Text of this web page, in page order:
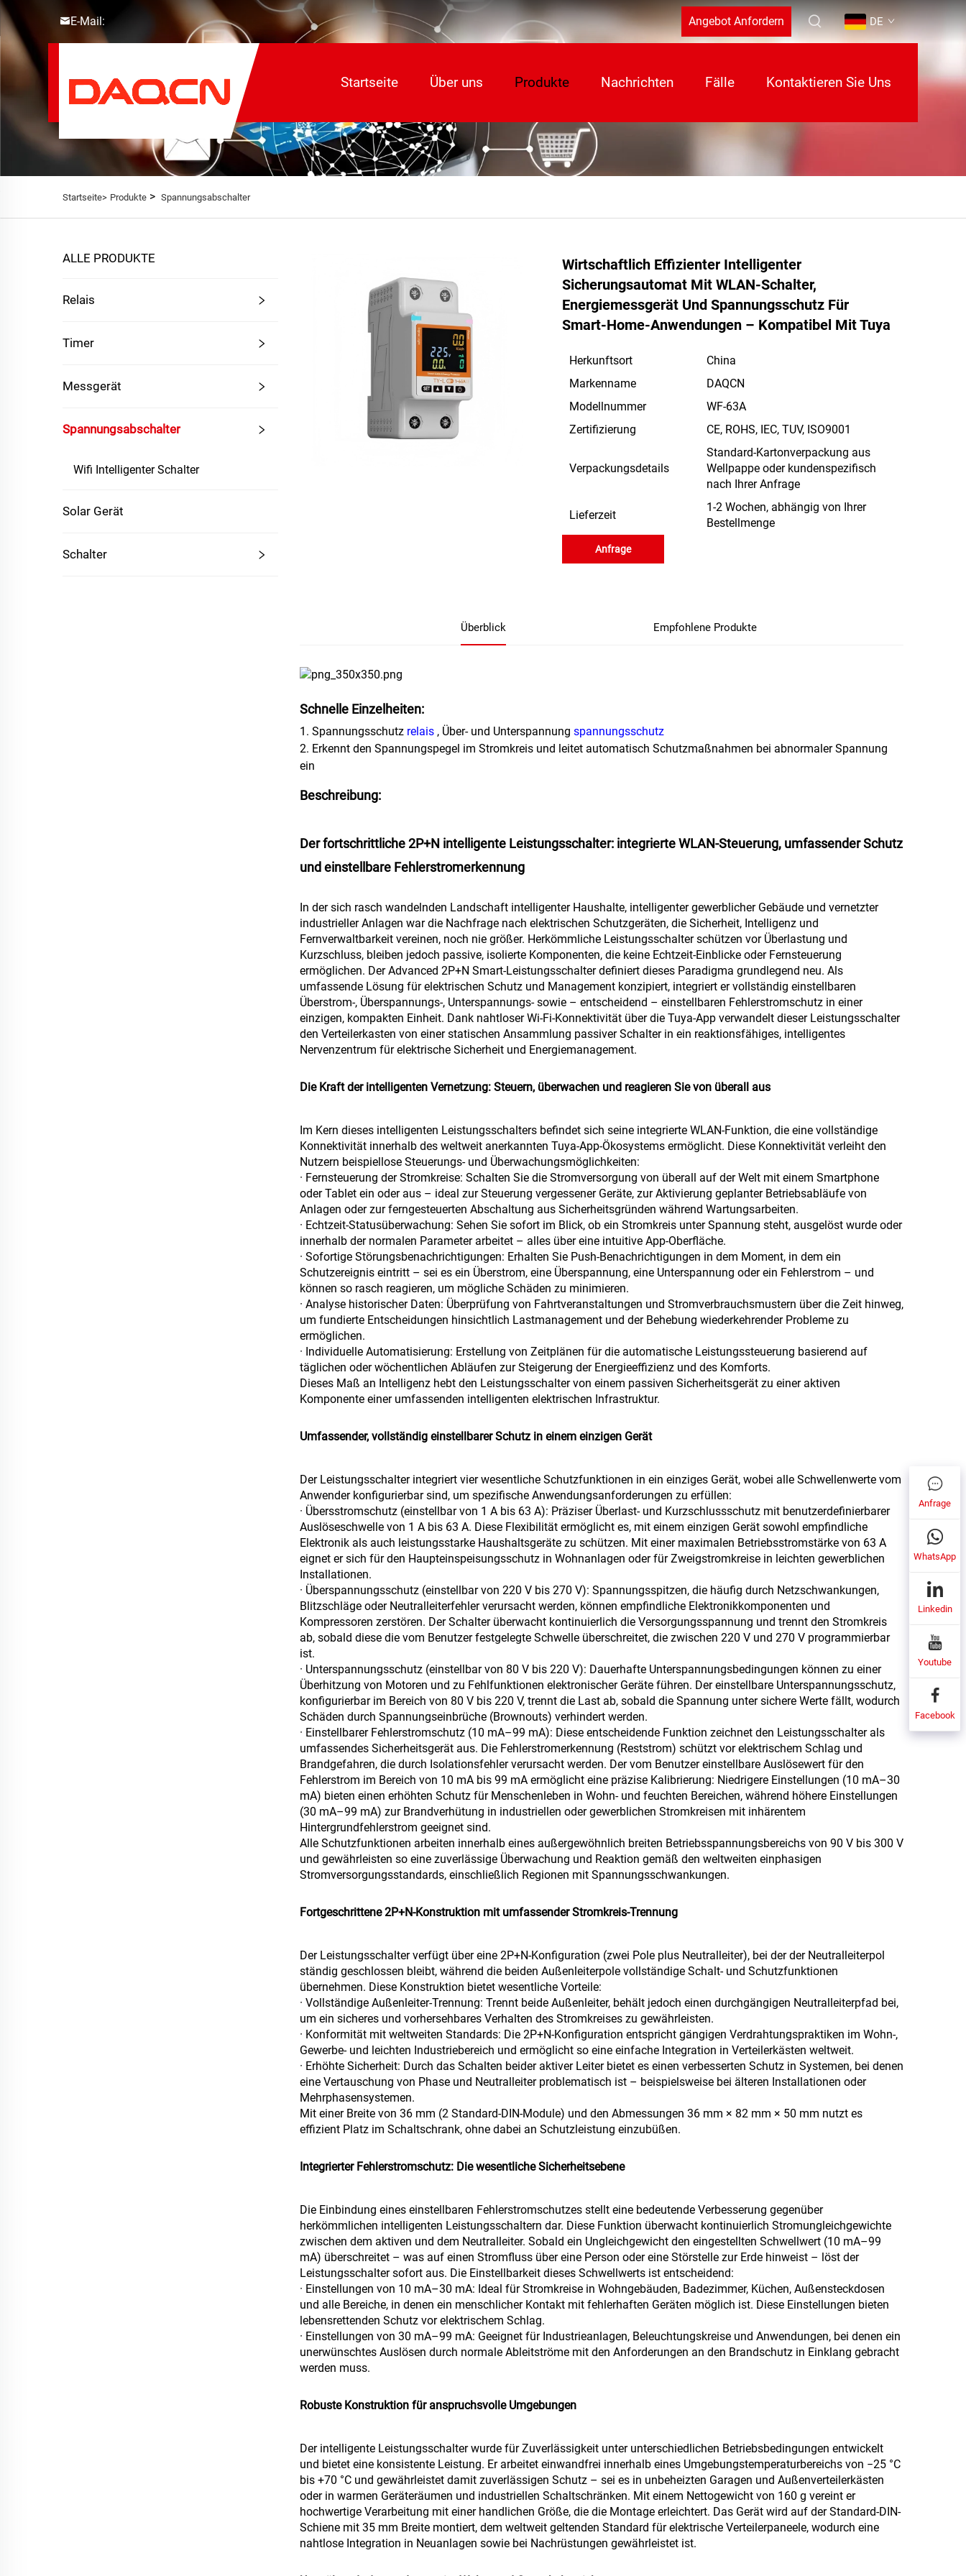
E-Mail: Angebot Anfordern DE
Startseite Über uns Produkte Nachrichten Fälle Kontaktieren Sie Uns
Startseite> Produkte > Spannungsabschalter
ALLE PRODUKTE
Relais
Timer
Messgerät
Spannungsabschalter
Wifi Intelligenter Schalter
Solar Gerät
Schalter
Wirtschaftlich Effizienter Intelligenter
Sicherungsautomat Mit WLAN-Schalter,
Energiemessgerät Und Spannungsschutz Für
Smart-Home-Anwendungen – Kompatibel Mit Tuya
Herkunftsort
China
Markenname
DAQCN
Modellnummer
WF-63A
Zertifizierung
CE, ROHS, IEC, TUV, ISO9001
Verpackungsdetails
Standard-Kartonverpackung aus
Wellpappe oder kundenspezifisch
nach Ihrer Anfrage
Lieferzeit
1-2 Wochen, abhängig von Ihrer
Bestellmenge
Anfrage
Überblick Empfohlene Produkte
Schnelle Einzelheiten:
1. Spannungsschutz relais , Über- und Unterspannung spannungsschutz
2. Erkennt den Spannungspegel im Stromkreis und leitet automatisch Schutzmaßnahmen bei abnormaler Spannung
ein
Beschreibung:
Der fortschrittliche 2P+N intelligente Leistungsschalter: integrierte WLAN-Steuerung, umfassender Schutz
und einstellbare Fehlerstromerkennung
In der sich rasch wandelnden Landschaft intelligenter Haushalte, intelligenter gewerblicher Gebäude und vernetzter
industrieller Anlagen war die Nachfrage nach elektrischen Schutzgeräten, die Sicherheit, Intelligenz und
Fernverwaltbarkeit vereinen, noch nie größer. Herkömmliche Leistungsschalter schützen vor Überlastung und
Kurzschluss, bleiben jedoch passive, isolierte Komponenten, die keine Echtzeit-Einblicke oder Fernsteuerung
ermöglichen. Der Advanced 2P+N Smart-Leistungsschalter definiert dieses Paradigma grundlegend neu. Als
umfassende Lösung für elektrischen Schutz und Management konzipiert, integriert er vollständig einstellbaren
Überstrom-, Überspannungs-, Unterspannungs- sowie – entscheidend – einstellbaren Fehlerstromschutz in einer
einzigen, kompakten Einheit. Dank nahtloser Wi-Fi-Konnektivität über die Tuya-App verwandelt dieser Leistungsschalter
den Verteilerkasten von einer statischen Ansammlung passiver Schalter in ein reaktionsfähiges, intelligentes
Nervenzentrum für elektrische Sicherheit und Energiemanagement.
Die Kraft der intelligenten Vernetzung: Steuern, überwachen und reagieren Sie von überall aus
Im Kern dieses intelligenten Leistungsschalters befindet sich seine integrierte WLAN-Funktion, die eine vollständige
Konnektivität innerhalb des weltweit anerkannten Tuya-App-Ökosystems ermöglicht. Diese Konnektivität verleiht den
Nutzern beispiellose Steuerungs- und Überwachungsmöglichkeiten:
· Fernsteuerung der Stromkreise: Schalten Sie die Stromversorgung von überall auf der Welt mit einem Smartphone
oder Tablet ein oder aus – ideal zur Steuerung vergessener Geräte, zur Aktivierung geplanter Betriebsabläufe von
Anlagen oder zur ferngesteuerten Abschaltung aus Sicherheitsgründen während Wartungsarbeiten.
· Echtzeit-Statusüberwachung: Sehen Sie sofort im Blick, ob ein Stromkreis unter Spannung steht, ausgelöst wurde oder
innerhalb der normalen Parameter arbeitet – alles über eine intuitive App-Oberfläche.
· Sofortige Störungsbenachrichtigungen: Erhalten Sie Push-Benachrichtigungen in dem Moment, in dem ein
Schutzereignis eintritt – sei es ein Überstrom, eine Überspannung, eine Unterspannung oder ein Fehlerstrom – und
können so rasch reagieren, um mögliche Schäden zu minimieren.
· Analyse historischer Daten: Überprüfung von Fahrtveranstaltungen und Stromverbrauchsmustern über die Zeit hinweg,
um fundierte Entscheidungen hinsichtlich Lastmanagement und der Behebung wiederkehrender Probleme zu
ermöglichen.
· Individuelle Automatisierung: Erstellung von Zeitplänen für die automatische Leistungssteuerung basierend auf
täglichen oder wöchentlichen Abläufen zur Steigerung der Energieeffizienz und des Komforts.
Dieses Maß an Intelligenz hebt den Leistungsschalter von einem passiven Sicherheitsgerät zu einer aktiven
Komponente einer umfassenden intelligenten elektrischen Infrastruktur.
Umfassender, vollständig einstellbarer Schutz in einem einzigen Gerät
Der Leistungsschalter integriert vier wesentliche Schutzfunktionen in ein einziges Gerät, wobei alle Schwellenwerte vom
Anwender konfigurierbar sind, um spezifische Anwendungsanforderungen zu erfüllen:
· Übersstromschutz (einstellbar von 1 A bis 63 A): Präziser Überlast- und Kurzschlussschutz mit benutzerdefinierbarer
Auslöseschwelle von 1 A bis 63 A. Diese Flexibilität ermöglicht es, mit einem einzigen Gerät sowohl empfindliche
Elektronik als auch leistungsstarke Haushaltsgeräte zu schützen. Mit einer maximalen Betriebsstromstärke von 63 A
eignet er sich für den Haupteinspeisungsschutz in Wohnanlagen oder für Zweigstromkreise in leichten gewerblichen
Installationen.
· Überspannungsschutz (einstellbar von 220 V bis 270 V): Spannungsspitzen, die häufig durch Netzschwankungen,
Blitzschläge oder Neutralleiterfehler verursacht werden, können empfindliche Elektronikkomponenten und
Kompressoren zerstören. Der Schalter überwacht kontinuierlich die Versorgungsspannung und trennt den Stromkreis
ab, sobald diese die vom Benutzer festgelegte Schwelle überschreitet, die zwischen 220 V und 270 V programmierbar
ist.
· Unterspannungsschutz (einstellbar von 80 V bis 220 V): Dauerhafte Unterspannungsbedingungen können zu einer
Überhitzung von Motoren und zu Fehlfunktionen elektronischer Geräte führen. Der einstellbare Unterspannungsschutz,
konfigurierbar im Bereich von 80 V bis 220 V, trennt die Last ab, sobald die Spannung unter sichere Werte fällt, wodurch
Schäden durch Spannungseinbrüche (Brownouts) verhindert werden.
· Einstellbarer Fehlerstromschutz (10 mA–99 mA): Diese entscheidende Funktion zeichnet den Leistungsschalter als
umfassendes Sicherheitsgerät aus. Die Fehlerstromerkennung (Reststrom) schützt vor elektrischem Schlag und
Brandgefahren, die durch Isolationsfehler verursacht werden. Der vom Benutzer einstellbare Auslösewert für den
Fehlerstrom im Bereich von 10 mA bis 99 mA ermöglicht eine präzise Kalibrierung: Niedrigere Einstellungen (10 mA–30
mA) bieten einen erhöhten Schutz für Menschenleben in Wohn- und feuchten Bereichen, während höhere Einstellungen
(30 mA–99 mA) zur Brandverhütung in industriellen oder gewerblichen Stromkreisen mit inhärentem
Hintergrundfehlerstrom geeignet sind.
Alle Schutzfunktionen arbeiten innerhalb eines außergewöhnlich breiten Betriebsspannungsbereichs von 90 V bis 300 V
und gewährleisten so eine zuverlässige Überwachung und Reaktion gemäß den weltweiten einphasigen
Stromversorgungsstandards, einschließlich Regionen mit Spannungsschwankungen.
Fortgeschrittene 2P+N-Konstruktion mit umfassender Stromkreis-Trennung
Der Leistungsschalter verfügt über eine 2P+N-Konfiguration (zwei Pole plus Neutralleiter), bei der der Neutralleiterpol
ständig geschlossen bleibt, während die beiden Außenleiterpole vollständige Schalt- und Schutzfunktionen
übernehmen. Diese Konstruktion bietet wesentliche Vorteile:
· Vollständige Außenleiter-Trennung: Trennt beide Außenleiter, behält jedoch einen durchgängigen Neutralleiterpfad bei,
um ein sicheres und vorhersehbares Verhalten des Stromkreises zu gewährleisten.
· Konformität mit weltweiten Standards: Die 2P+N-Konfiguration entspricht gängigen Verdrahtungspraktiken im Wohn-,
Gewerbe- und leichten Industriebereich und ermöglicht so eine einfache Integration in Verteilerkästen weltweit.
· Erhöhte Sicherheit: Durch das Schalten beider aktiver Leiter bietet es einen verbesserten Schutz in Systemen, bei denen
eine Vertauschung von Phase und Neutralleiter problematisch ist – beispielsweise bei älteren Installationen oder
Mehrphasensystemen.
Mit einer Breite von 36 mm (2 Standard-DIN-Module) und den Abmessungen 36 mm × 82 mm × 50 mm nutzt es
effizient Platz im Schaltschrank, ohne dabei an Schutzleistung einzubüßen.
Integrierter Fehlerstromschutz: Die wesentliche Sicherheitsebene
Die Einbindung eines einstellbaren Fehlerstromschutzes stellt eine bedeutende Verbesserung gegenüber
herkömmlichen intelligenten Leistungsschaltern dar. Diese Funktion überwacht kontinuierlich Stromungleichgewichte
zwischen dem aktiven und dem Neutralleiter. Sobald ein Ungleichgewicht den eingestellten Schwellwert (10 mA–99
mA) überschreitet – was auf einen Stromfluss über eine Person oder eine Störstelle zur Erde hinweist – löst der
Leistungsschalter sofort aus. Die Einstellbarkeit dieses Schwellwerts ist entscheidend:
· Einstellungen von 10 mA–30 mA: Ideal für Stromkreise in Wohngebäuden, Badezimmer, Küchen, Außensteckdosen
und alle Bereiche, in denen ein menschlicher Kontakt mit fehlerhaften Geräten möglich ist. Diese Einstellungen bieten
lebensrettenden Schutz vor elektrischem Schlag.
· Einstellungen von 30 mA–99 mA: Geeignet für Industrieanlagen, Beleuchtungskreise und Anwendungen, bei denen ein
unerwünschtes Auslösen durch normale Ableitströme mit den Anforderungen an den Brandschutz in Einklang gebracht
werden muss.
Robuste Konstruktion für anspruchsvolle Umgebungen
Der intelligente Leistungsschalter wurde für Zuverlässigkeit unter unterschiedlichen Betriebsbedingungen entwickelt
und bietet eine konsistente Leistung. Er arbeitet einwandfrei innerhalb eines Umgebungstemperaturbereichs von −25 °C
bis +70 °C und gewährleistet damit zuverlässigen Schutz – sei es in unbeheizten Garagen und Außenverteilerkästen
oder in warmen Geräteräumen und industriellen Schaltschränken. Mit einem Nettogewicht von 160 g vereint er
hochwertige Verarbeitung mit einer handlichen Größe, die die Montage erleichtert. Das Gerät wird auf der Standard-DIN-
Schiene mit 35 mm Breite montiert, dem weltweit geltenden Standard für elektrische Verteilerpaneele, wodurch eine
nahtlose Integration in Neuanlagen sowie bei Nachrüstungen gewährleistet ist.
Anfrage
WhatsApp
Linkedin
Youtube
Facebook